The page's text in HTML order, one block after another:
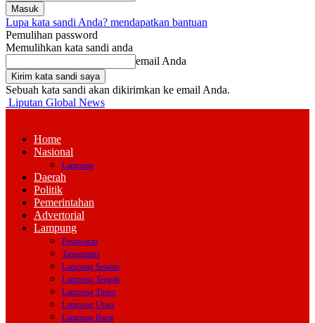
Lupa kata sandi Anda? mendapatkan bantuan
Pemulihan password
Memulihkan kata sandi anda
email Anda
Sebuah kata sandi akan dikirimkan ke email Anda.
Liputan Global News
Home
Nasional
Lampung
Daerah
Politik
Pemerintahan
Advertorial
Lampung
Pesawaran
Tanggamus
Lampung Selatan
Lampung Tengah
Lampung Timur
Lampung Utara
Lampung Barat